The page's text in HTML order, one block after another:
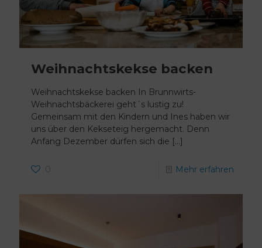
Weihnachtskekse backen
Weihnachtskekse backen In Brunnwirts-
Weihnachtsbäckerei geht´s lustig zu!
Gemeinsam mit den Kindern und Ines haben wir
uns über den Kekseteig hergemacht. Denn
Anfang Dezember dürfen sich die […]
0 Mehr erfahren